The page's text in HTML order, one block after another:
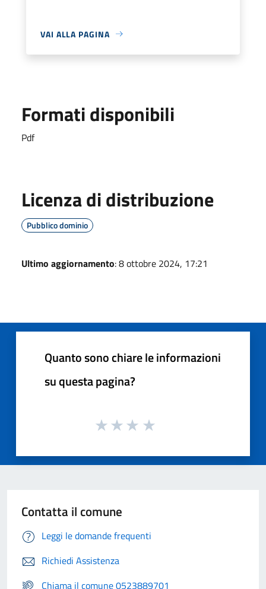
VAI ALLA PAGINA
Formati disponibili
Pdf
Licenza di distribuzione
Pubblico dominio
Ultimo aggiornamento: 8 ottobre 2024, 17:21
Quanto sono chiare le informazioni
su questa pagina?
Contatta il comune
Leggi le domande frequenti
Richiedi Assistenza
Chiama il comune 0523889701